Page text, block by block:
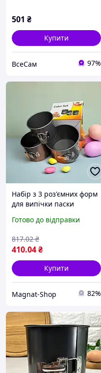
501 ₴
Купити
ВсеСам 97%
Набір з 3 роз'ємних форм
для випічки паски
зусиль!
Готово до відправки
410.04₴
817.02 ₴
Купити
Magnat-Shop 82%